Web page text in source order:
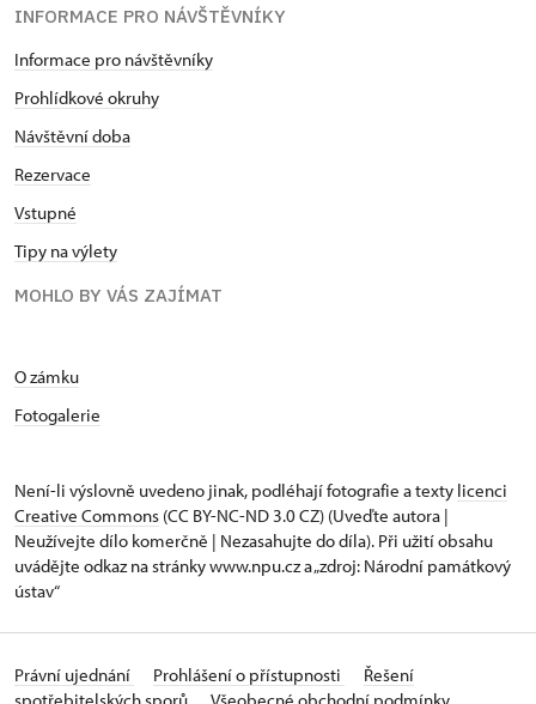
INFORMACE PRO NÁVŠTĚVNÍKY
Informace pro návštěvníky
Prohlídkové okruhy
Návštěvní doba
Rezervace
Vstupné
Tipy na výlety
MOHLO BY VÁS ZAJÍMAT
O zámku
Fotogalerie
Není-li výslovně uvedeno jinak, podléhají fotografie a texty licenci
Creative Commons (CC BY-NC-ND 3.0 CZ) (Uveďte autora |
Neužívejte dílo komerčně | Nezasahujte do díla). Při užití obsahu
uvádějte odkaz na stránky www.npu.cz a „zdroj: Národní památkový
ústav“
Právní ujednání Prohlášení o přístupnosti
Řešení